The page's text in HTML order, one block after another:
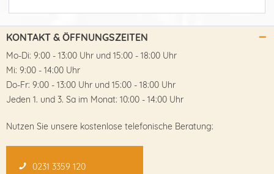
KONTAKT & ÖFFNUNGSZEITEN
Mo-Di: 9:00 - 13:00 Uhr und 15:00 - 18:00 Uhr
Mi: 9:00 - 14:00 Uhr
Do-Fr: 9:00 - 13:00 Uhr und 15:00 - 18:00 Uhr
Jeden 1. und 3. Sa im Monat: 10:00 - 14:00 Uhr
Nutzen Sie unsere kostenlose telefonische Beratung:
0231 3359 120